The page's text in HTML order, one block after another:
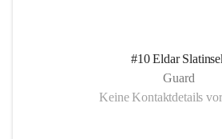
#10 Eldar
Guard
Keine Kontaktdetails